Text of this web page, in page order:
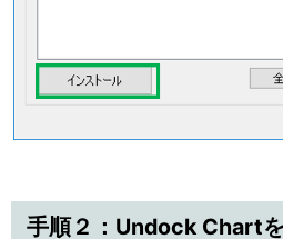
手順２：Undock Chart